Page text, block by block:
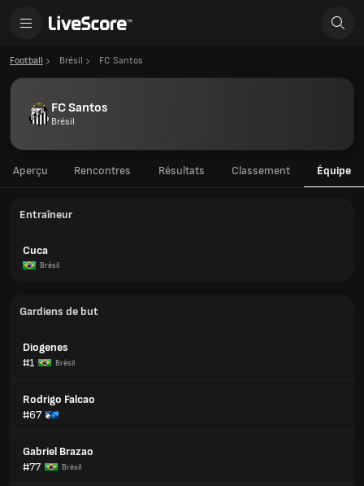
Football Brésil FC Santos
FC Santos
Brésil
Aperçu Rencontres Résultats Classement Équipe
Entraîneur
Cuca
Brésil
Gardiens de but
Diogenes
#1
Brésil
Rodrigo Falcao
#67
Gabriel Brazao
#77
Brésil